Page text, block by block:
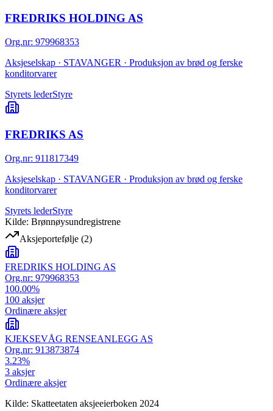
FREDRIKS HOLDING AS
Org.nr: 979968353
Aksjeselskap · STAVANGER · Produksjon av brød og ferske
konditorvarer
Styrets lederStyre
FREDRIKS AS
Org.nr: 911817349
Aksjeselskap · STAVANGER · Produksjon av brød og ferske
konditorvarer
Styrets lederStyre
Kilde: Brønnøysundregistrene
Aksjeportefølje (2)
FREDRIKS HOLDING AS
Org.nr: 979968353
100.00%
100 aksjer
Ordinære aksjer
KJEKSEVÅG RENSEANLEGG AS
Org.nr: 913873874
3.23%
3 aksjer
Ordinære aksjer
Kilde: Skatteetaten aksjeeierboken 2024